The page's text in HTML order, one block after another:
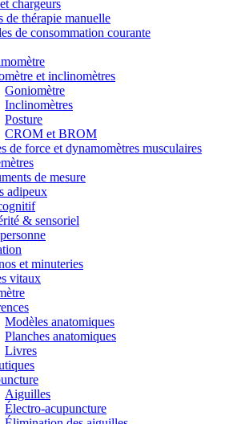
chargeurs
de thérapie manuelle
de consommation courante
et inclinomètres
Goniomètre
Inclinomètres
Posture
CROM et BROM
de force et dynamomètres musculaires
de mesure
adipeux
& sensoriel
et minuteries
vitaux
Modèles anatomiques
Planches anatomiques
Livres
Aiguilles
Électro-acupuncture